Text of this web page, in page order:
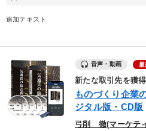
※「更新」を押すと「タグ・キーワード」を更新
追加テキスト
音声・動画 最
新たな取引先を獲
ものづくり企業
ジタル版・CD版
弓削 徹(マーケテ